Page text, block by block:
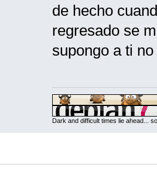
de hecho
regresado se
supongo a ti
Dark and difficult times lie ahead...